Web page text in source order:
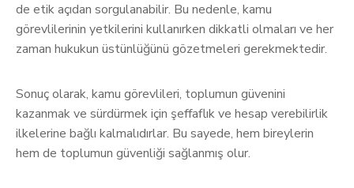
de etik açıdan sorgulanabilir. Bu nedenle, kamu
görevlilerinin yetkilerini kullanırken dikkatli olmaları ve her
zaman hukukun üstünlüğünü gözetmeleri gerekmektedir.
Sonuç olarak, kamu görevlileri, toplumun güvenini
kazanmak ve sürdürmek için şeffaflık ve hesap verebilirlik
ilkelerine bağlı kalmalıdırlar. Bu sayede, hem bireylerin
hem de toplumun güvenliği sağlanmış olur.